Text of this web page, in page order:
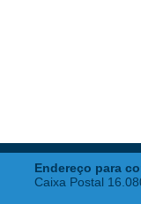
Endereço para
Caixa Postal